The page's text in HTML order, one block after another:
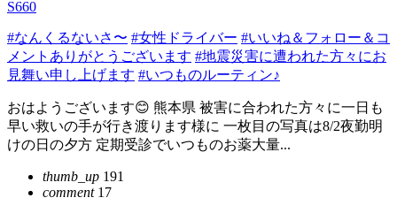
S660
#なんくるないさ〜 #女性ドライバー #いいね＆フォロー＆コ
メントありがとうございます #地震災害に遭われた方々にお
見舞い申し上げます #いつものルーティン♪
おはようございます😊 熊本県 被害に合われた方々に一日も
早い救いの手が行き渡ります様に 一枚目の写真は8/2夜勤明
けの日の夕方 定期受診でいつものお薬大量...
thumb_up 191
comment17